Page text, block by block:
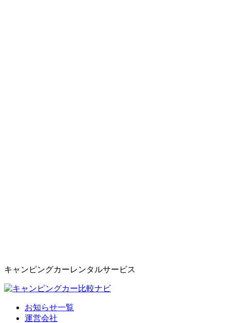
キャンピングカーレンタルサービス
お知らせ一覧
運営会社